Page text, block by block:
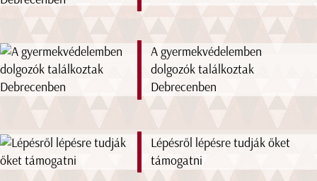
A gyermekvédelemben
dolgozók találkoztak
Debrecenben
Lépésről lépésre tudják őket
támogatni